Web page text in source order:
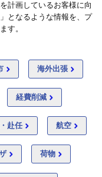
計画しているお客様に向
となるような情報を、プ
す。
海外出張
経費削減
赴任 航空
荷物